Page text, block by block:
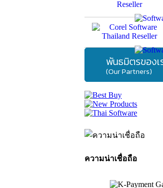
พันธมิตรของเ
(Our Partners)
ความน่าเชื่อถือ